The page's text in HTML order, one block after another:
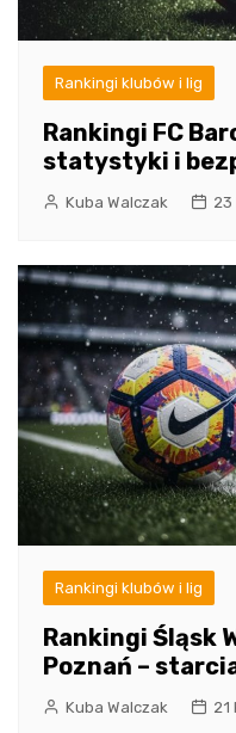
Rankingi klubów i lig
Rankingi FC
statystyki i
Kuba Walczak
Rankingi klubów i lig
Rankingi Śląsk
Poznań –
Kuba Walczak 21